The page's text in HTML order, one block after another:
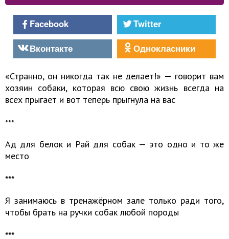
Facebook
Twitter
Вконтакте
Однокласники
«Странно, он никогда так не делает!» — говорит вам
хозяин собаки, которая всю свою жизнь всегда на
всех прыгает и вот теперь прыгнула на вас
***
Ад для белок и Рай для собак — это одно и то же
место
***
Я занимаюсь в тренажёрном зале только ради того,
чтобы брать на ручки собак любой породы
***